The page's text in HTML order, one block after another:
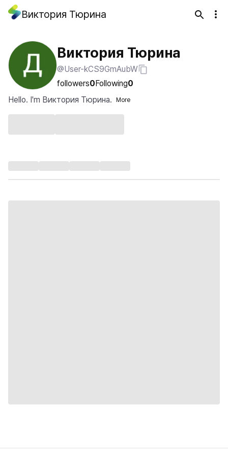
Виктория Тюрина
Виктория Тюрина
@User-kCS9GmAubW
followers0Following0
Hello. I'm Виктория Тюрина.
More